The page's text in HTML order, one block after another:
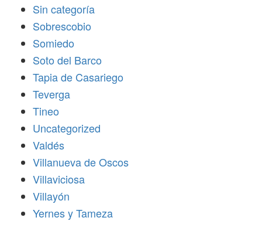
Sin categoría
Sobrescobio
Somiedo
Soto del Barco
Tapia de Casariego
Teverga
Tineo
Uncategorized
Valdés
Villanueva de Oscos
Villaviciosa
Villayón
Yernes y Tameza